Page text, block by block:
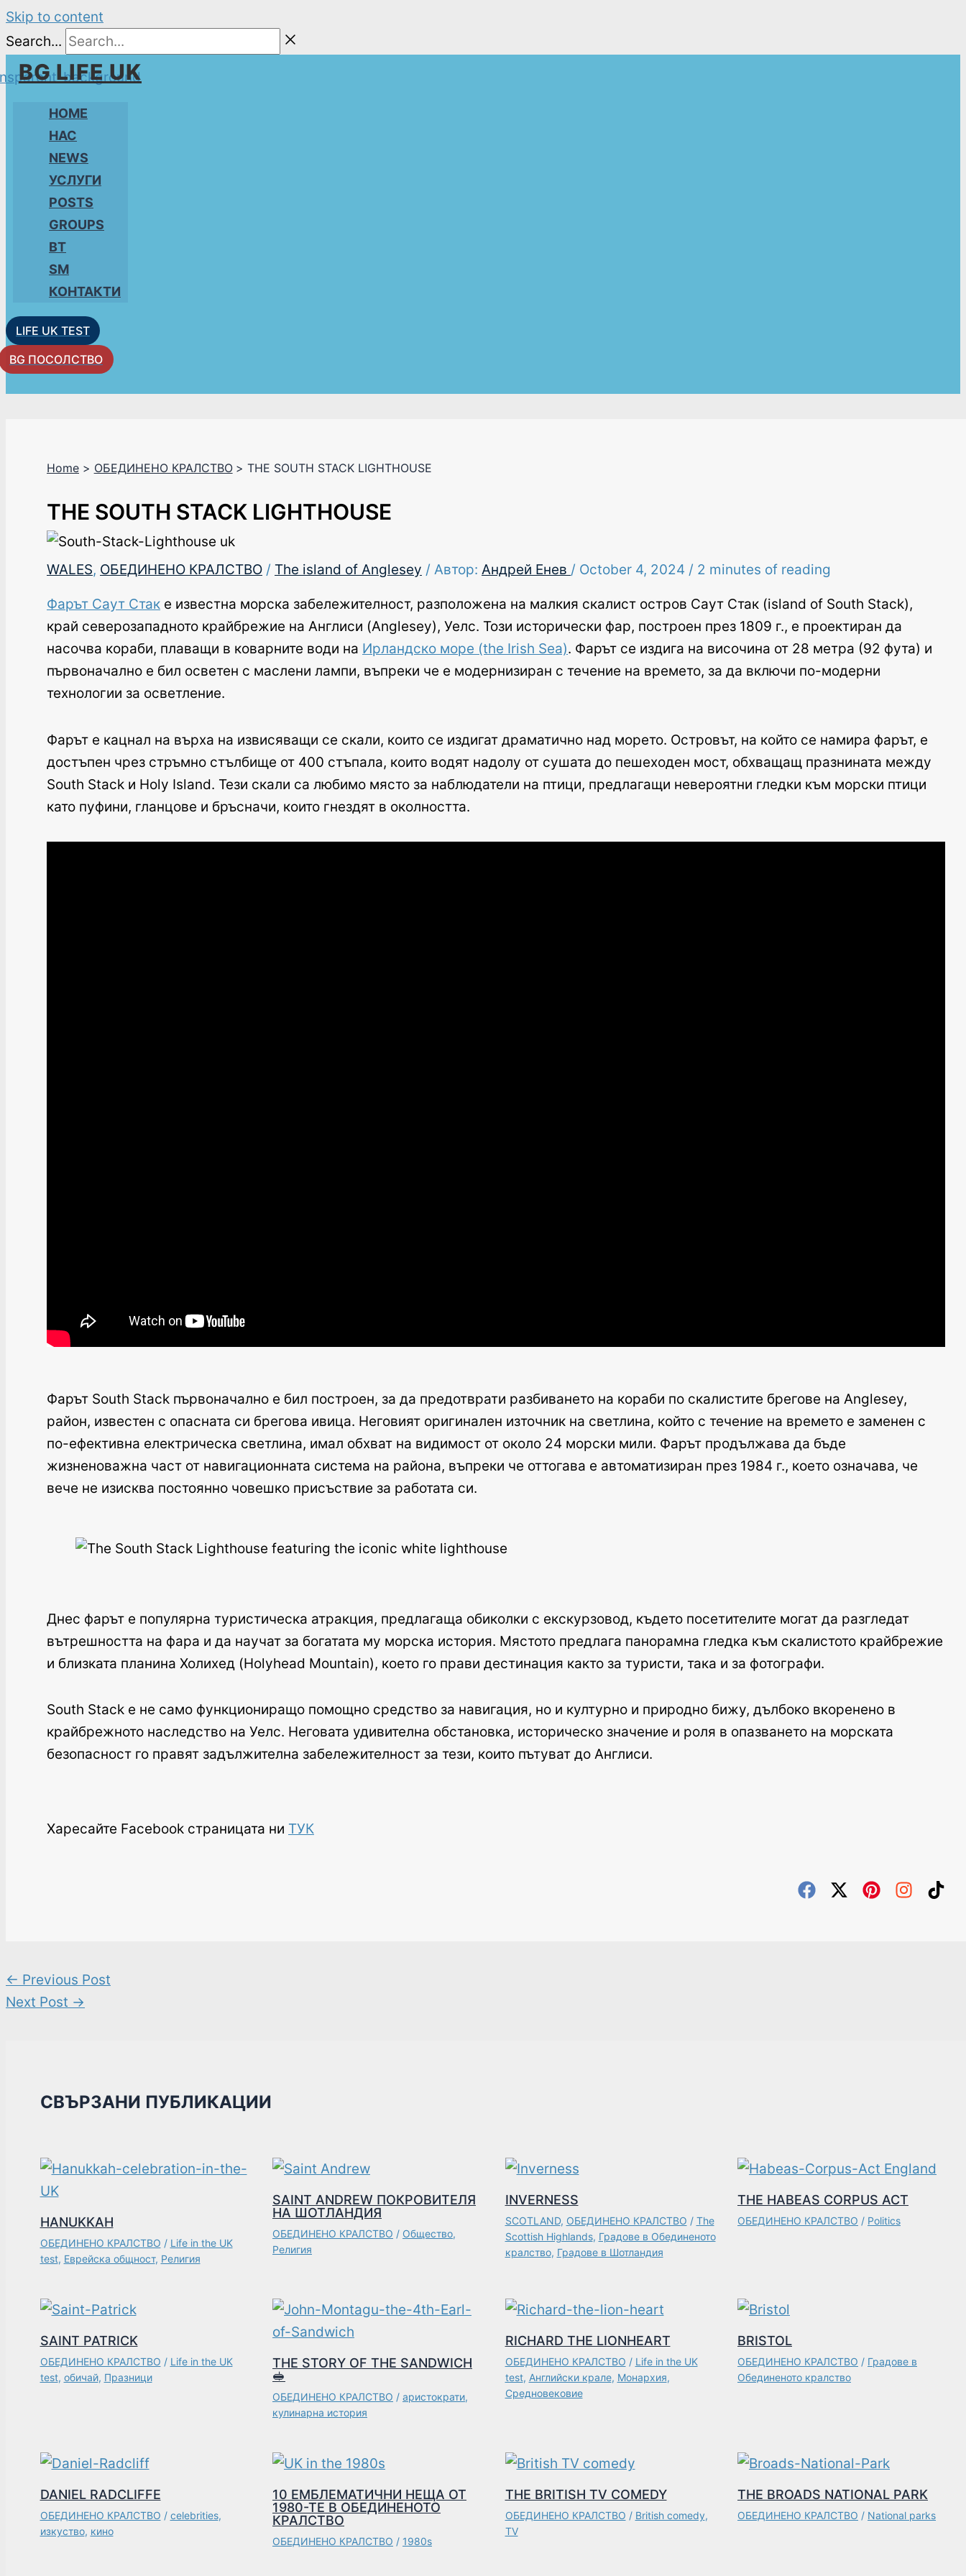
Skip to content
Search...
BG LIFE UK
HOME
НАС
NEWS
УСЛУГИ
POSTS
GROUPS
BT
SM
КОНТАКТИ
LIFE UK TEST
BG ПОСОЛСТВО
Home ОБЕДИНЕНО КРАЛСТВО THE SOUTH STACK LIGHTHOUSE
THE SOUTH STACK LIGHTHOUSE
WALES, ОБЕДИНЕНО КРАЛСТВО / The island of Anglesey / Автор: Андрей Енев / October 4, 2024 / 2 minutes of reading
Фарът Саут Стак е известна морска забележителност, разположена на малкия скалист остров Саут Стак (island of South Stack),
край северозападното крайбрежие на Англиси (Anglesey), Уелс. Този исторически фар, построен през 1809 г., е проектиран да
насочва кораби, плаващи в коварните води на Ирландско море (the Irish Sea). Фарът се издига на височина от 28 метра (92 фута) и
първоначално е бил осветен с маслени лампи, въпреки че е модернизиран с течение на времето, за да включи по-модерни
технологии за осветление.
Фарът е кацнал на върха на извисяващи се скали, които се издигат драматично над морето. Островът, на който се намира фарът, е
достъпен чрез стръмно стълбище от 400 стъпала, които водят надолу от сушата до пешеходен мост, обхващащ празнината между
South Stack и Holy Island. Тези скали са любимо място за наблюдатели на птици, предлагащи невероятни гледки към морски птици
като пуфини, гланцове и бръсначи, които гнездят в околността.
Фарът South Stack първоначално е бил построен, за да предотврати разбиването на кораби по скалистите брегове на Anglesey,
район, известен с опасната си брегова ивица. Неговият оригинален източник на светлина, който с течение на времето е заменен с
по-ефективна електрическа светлина, имал обхват на видимост от около 24 морски мили. Фарът продължава да бъде
жизненоважна част от навигационната система на района, въпреки че оттогава е автоматизиран през 1984 г., което означава, че
вече не изисква постоянно човешко присъствие за работата си.
Днес фарът е популярна туристическа атракция, предлагаща обиколки с екскурзовод, където посетителите могат да разгледат
вътрешността на фара и да научат за богатата му морска история. Мястото предлага панорамна гледка към скалистото крайбрежие
и близката планина Холихед (Holyhead Mountain), което го прави дестинация както за туристи, така и за фотографи.
South Stack е не само функциониращо помощно средство за навигация, но и културно и природно бижу, дълбоко вкоренено в
крайбрежното наследство на Уелс. Неговата удивителна обстановка, историческо значение и роля в опазването на морската
безопасност го правят задължителна забележителност за тези, които пътуват до Англиси.
Харесайте Facebook страницата ни ТУК
← Previous Post
Next Post →
СВЪРЗАНИ ПУБЛИКАЦИИ
HANUKKAH
ОБЕДИНЕНО КРАЛСТВО / Life in the UK
test, Еврейска общност, Религия
SAINT ANDREW ПОКРОВИТЕЛЯ
НА ШОТЛАНДИЯ
ОБЕДИНЕНО КРАЛСТВО / Общество,
Религия
INVERNESS
SCOTLAND, ОБЕДИНЕНО КРАЛСТВО / The
Scottish Highlands, Градове в Обединеното
кралство, Градове в Шотландия
THE HABEAS CORPUS ACT
ОБЕДИНЕНО КРАЛСТВО / Politics
SAINT PATRICK
ОБЕДИНЕНО КРАЛСТВО / Life in the UK
test, обичай, Празници
THE STORY OF THE SANDWICH
🥪
ОБЕДИНЕНО КРАЛСТВО / аристократи,
кулинарна история
RICHARD THE LIONHEART
ОБЕДИНЕНО КРАЛСТВО / Life in the UK
test, Английски крале, Монархия,
Средновековие
BRISTOL
ОБЕДИНЕНО КРАЛСТВО / Градове в
Обединеното кралство
DANIEL RADCLIFFE
ОБЕДИНЕНО КРАЛСТВО / celebrities,
изкуство, кино
10 ЕМБЛЕМАТИЧНИ НЕЩА ОТ
1980-ТЕ В ОБЕДИНЕНОТО
КРАЛСТВО
ОБЕДИНЕНО КРАЛСТВО / 1980s
THE BRITISH TV COMEDY
ОБЕДИНЕНО КРАЛСТВО / British comedy,
TV
THE BROADS NATIONAL PARK
ОБЕДИНЕНО КРАЛСТВО / National parks